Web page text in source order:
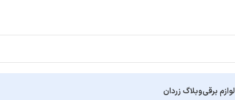
لوازم برقیوبلاگ زردان